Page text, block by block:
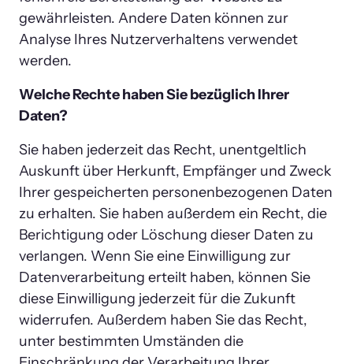
gewährleisten. Andere Daten können zur
Analyse Ihres Nutzerverhaltens verwendet
werden.
Welche Rechte haben Sie bezüglich Ihrer
Daten?
Sie haben jederzeit das Recht, unentgeltlich
Auskunft über Herkunft, Empfänger und Zweck
Ihrer gespeicherten personenbezogenen Daten
zu erhalten. Sie haben außerdem ein Recht, die
Berichtigung oder Löschung dieser Daten zu
verlangen. Wenn Sie eine Einwilligung zur
Datenverarbeitung erteilt haben, können Sie
diese Einwilligung jederzeit für die Zukunft
widerrufen. Außerdem haben Sie das Recht,
unter bestimmten Umständen die